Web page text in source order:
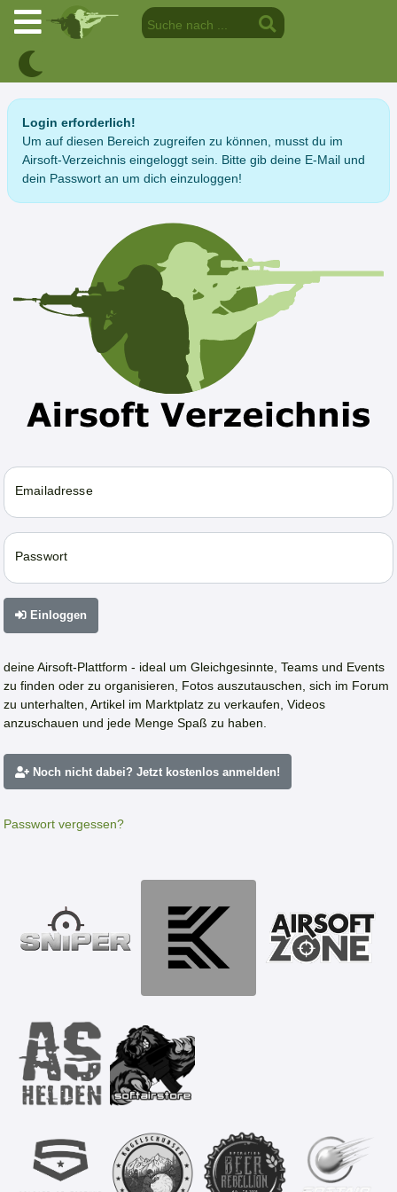
Login erforderlich!
Um auf diesen Bereich zugreifen zu können, musst du im
Airsoft-Verzeichnis eingeloggt sein. Bitte gib deine E-Mail und
dein Passwort an um dich einzuloggen!
Emailadresse
Passwort
Einloggen
deine Airsoft-Plattform - ideal um Gleichgesinnte, Teams und Events
zu finden oder zu organisieren, Fotos auszutauschen, sich im Forum
zu unterhalten, Artikel im Marktplatz zu verkaufen, Videos
anzuschauen und jede Menge Spaß zu haben.
Noch nicht dabei? Jetzt kostenlos anmelden!
Passwort vergessen?